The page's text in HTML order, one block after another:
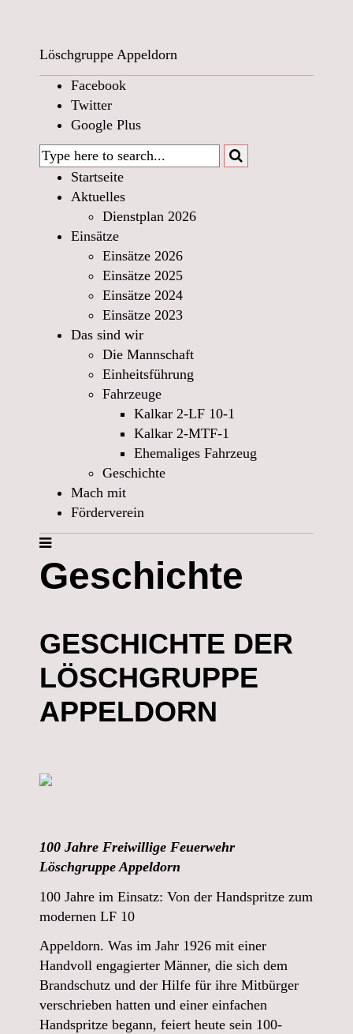
Löschgruppe Appeldorn
Facebook
Twitter
Google Plus
Startseite
Aktuelles
Dienstplan 2026
Einsätze
Einsätze 2026
Einsätze 2025
Einsätze 2024
Einsätze 2023
Das sind wir
Die Mannschaft
Einheitsführung
Fahrzeuge
Kalkar 2-LF 10-1
Kalkar 2-MTF-1
Ehemaliges Fahrzeug
Geschichte
Mach mit
Förderverein
Geschichte
GESCHICHTE DER
LÖSCHGRUPPE
APPELDORN
100 Jahre Freiwillige Feuerwehr
Löschgruppe Appeldorn
100 Jahre im Einsatz: Von der Handspritze zum
modernen LF 10
Appeldorn. Was im Jahr 1926 mit einer
Handvoll engagierter Männer, die sich dem
Brandschutz und der Hilfe für ihre Mitbürger
verschrieben hatten und einer einfachen
Handspritze begann, feiert heute sein 100-